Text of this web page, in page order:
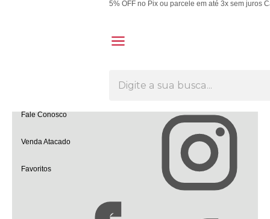
Fale Conosco
Venda Atacado
Favoritos
5% OFF no Pix ou parcele em até 3x sem juros